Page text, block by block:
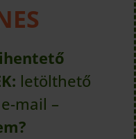
letölthető
mail –